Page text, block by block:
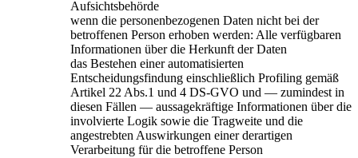
Aufsichtsbehörde
wenn die personenbezogenen Daten nicht bei der
betroffenen Person erhoben werden: Alle verfügbaren
Informationen über die Herkunft der Daten
das Bestehen einer automatisierten
Entscheidungsfindung einschließlich Profiling gemäß
Artikel 22 Abs.1 und 4 DS-GVO und — zumindest in
diesen Fällen — aussagekräftige Informationen über die
involvierte Logik sowie die Tragweite und die
angestrebten Auswirkungen einer derartigen
Verarbeitung für die betroffene Person